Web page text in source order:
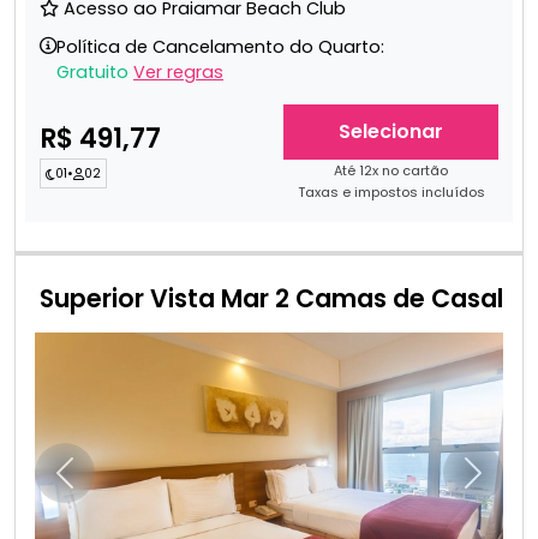
Acesso ao Praiamar Beach Club
Política de Cancelamento do Quarto:
Gratuito Ver regras
R$ 491,77
01• 02
Selecionar
Até 12x no cartão
Taxas e impostos incluídos
Superior Vista Mar 2 Camas de Casal
Anterior